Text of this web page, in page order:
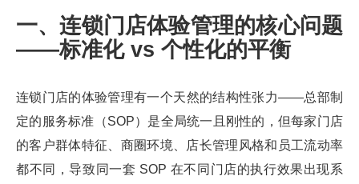
一、连锁门店体验管理的核心问题
——标准化 vs 个性化的平衡
连锁门店的体验管理有一个天然的结构性张力——总部制
定的服务标准（SOP）是全局统一且刚性的，但每家门店
的客户群体特征、商圈环境、店长管理风格和员工流动率
都不同，导致同一套 SOP 在不同门店的执行效果出现系